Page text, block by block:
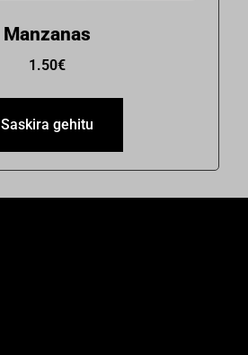
Manzanas
1.50€
Saskira gehitu